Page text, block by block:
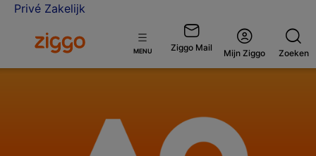
Privé Zakelijk
Ga naar de Ziggo homepage
MENU Ziggo Mail Open
Mijn Ziggo
Zoeken